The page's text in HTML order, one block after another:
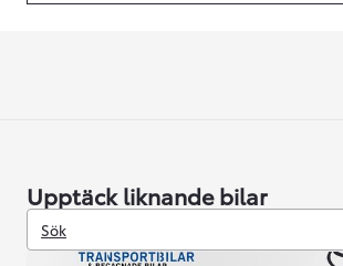
Upptäck liknande bilar
Sök